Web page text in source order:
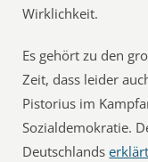
Wirklichkeit.
Es gehört zu den
Zeit, dass leider
Pistorius im
Sozialdemokratie.
Deutschlandserklärt